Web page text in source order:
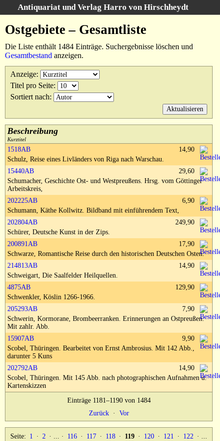
Antiquariat und Verlag Harro von Hirschheydt
Startseite
Unsere Bücher
Suche
Gebiete
Suchergebnisse
Warenkorb
Kataloge
Über uns
AGB
Widerruf
Datenschutz
Versand&Zahlung
Impressum
Ostgebiete – Gesamtliste
Die Liste enthält 1484 Einträge. Suchergebnisse löschen und
Gesamtbestand anzeigen.
Anzeige:
Titel pro Seite:
Sortiert nach:
Beschreibung
Kurztitel
1518AB
Schulz, Reise eines Livländers von Riga nach Warschau.
14,90
15440AB
Schumacher, Geschichte Ost- und Westpreußens. Hrsg. vom Göttinger
Arbeitskreis,
29,60
202225AB
Schumann, Käthe Kollwitz. Bildband mit einführendem Text,
6,90
202804AB
Schürer, Deutsche Kunst in der Zips.
249,90
200891AB
Schwarze, Romantische Reise durch den historischen Deutschen Osten.
17,90
214813AB
Schweigart, Die Saalfelder Heilquellen.
14,90
4875AB
Schwenkler, Köslin 1266-1966.
129,90
205293AB
Schwerin, Kormorane, Brombeerranken. Erinnerungen an Ostpreußen.
Mit zahlr. Abb.
7,90
15907AB
Scobel, Thüringen. Bearbeitet von Ernst Ambrosius. Mit 142 Abb.,
darunter 5 Kuns
9,90
202792AB
Scobel, Thüringen. Mit 145 Abb. nach photographischen Aufnahmen u.
Kartenskizzen
14,90
Einträge 1181–1190 von 1484
Zurück
· Vor
Seite: 1 · 2 · ... · 116 · 117 · 118 · 119 · 120 · 121 · 122 · ...